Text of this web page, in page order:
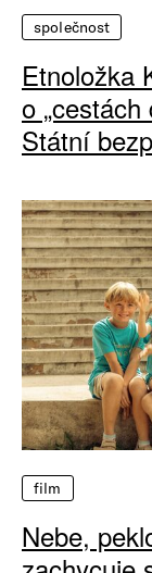
společnost
Etnoložka
o „cestách
Státní
film
Nebe,